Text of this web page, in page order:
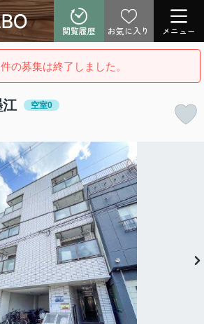
閲覧履歴 お気に入り メニュー
の募集は終了しました。
江 空室0